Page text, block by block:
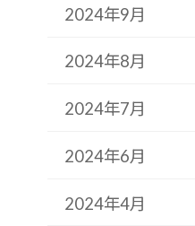
2024年9月
2024年8月
2024年7月
2024年6月
2024年4月